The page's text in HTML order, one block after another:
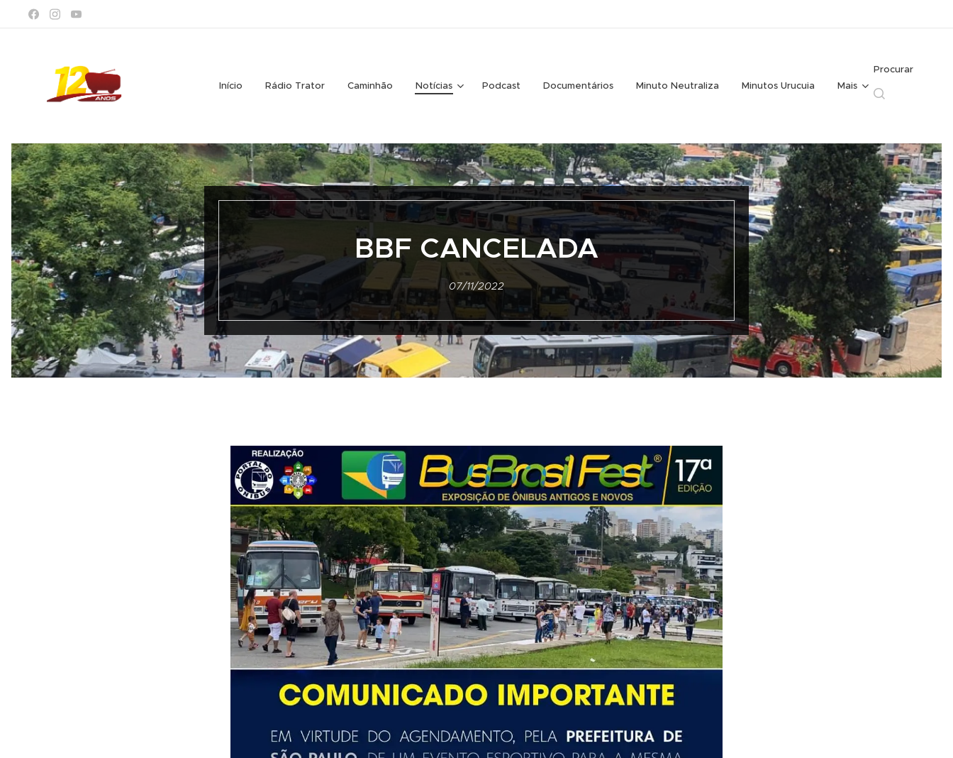
Início Rádio Trator Caminhão Notícias Podcast Documentários Minuto Neutraliza Minutos Urucuia Mais
Procurar
BBF CANCELADA
07/11/2022